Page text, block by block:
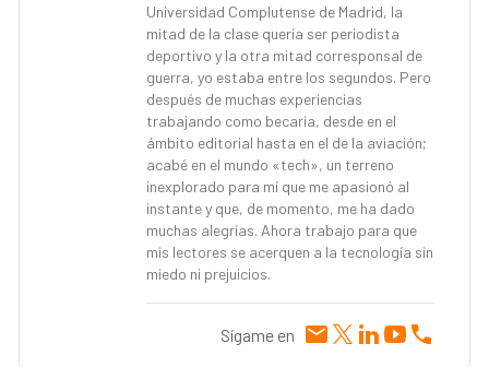
Universidad Complutense de Madrid, la
mitad de la clase quería ser periodista
deportivo y la otra mitad corresponsal de
guerra, yo estaba entre los segundos. Pero
después de muchas experiencias
trabajando como becaria, desde en el
ámbito editorial hasta en el de la aviación;
acabé en el mundo «tech», un terreno
inexplorado para mí que me apasionó al
instante y que, de momento, me ha dado
muchas alegrías. Ahora trabajo para que
mis lectores se acerquen a la tecnología sin
miedo ni prejuicios.
Sígame en